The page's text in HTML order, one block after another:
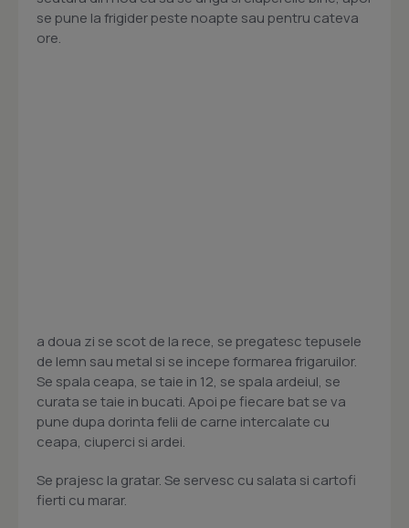
se pune la frigider peste noapte sau pentru cateva
ore.
a doua zi se scot de la rece, se pregatesc tepusele
de lemn sau metal si se incepe formarea frigaruilor.
Se spala ceapa, se taie in 12, se spala ardeiul, se
curata se taie in bucati. Apoi pe fiecare bat se va
pune dupa dorinta felii de carne intercalate cu
ceapa, ciuperci si ardei.
Se prajesc la gratar. Se servesc cu salata si cartofi
fierti cu marar.